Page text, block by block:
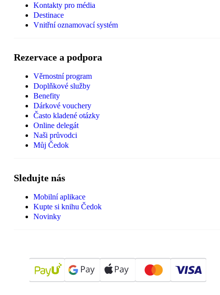
Kontakty pro média
Destinace
Vnitřní oznamovací systém
Rezervace a podpora
Věrnostní program
Doplňkové služby
Benefity
Dárkové vouchery
Často kladené otázky
Online delegát
Naši průvodci
Můj Čedok
Sledujte nás
Mobilní aplikace
Kupte si knihu Čedok
Novinky